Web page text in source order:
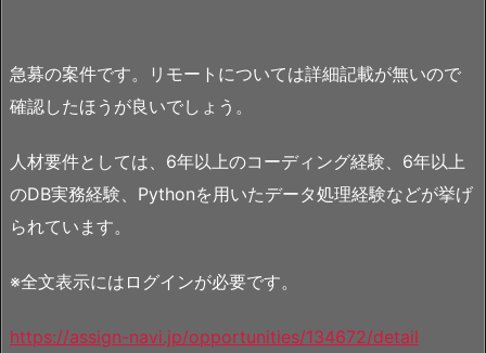
急募の案件です。リモートについては詳細記載が無いので
確認したほうが良いでしょう。
人材要件としては、6年以上のコーディング経験、6年以上
のDB実務経験、Pythonを用いたデータ処理経験などが挙げ
られています。
※全文表示にはログインが必要です。
https://assign-navi.jp/opportunities/134672/detail